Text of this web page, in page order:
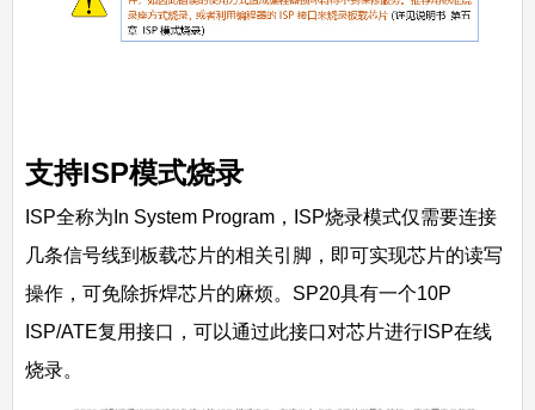
支持ISP模式烧录
ISP全称为In System Program，ISP烧录模式仅需要连接
几条信号线到板载芯片的相关引脚，即可实现芯片的读写
操作，可免除拆焊芯片的麻烦。SP20具有一个10P
ISP/ATE复用接口，可以通过此接口对芯片进行ISP在线
烧录。